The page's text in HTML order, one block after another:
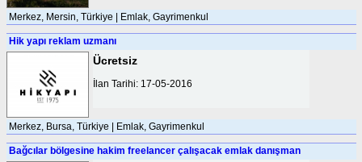
Merkez, Mersin, Türkiye | Emlak, Gayrimenkul
Hik yapı reklam uzmanı
Ücretsiz
İlan Tarihi: 17-05-2016
Merkez, Bursa, Türkiye | Emlak, Gayrimenkul
Bağcılar bölgesine hakim freelancer çalışacak emlak danışman